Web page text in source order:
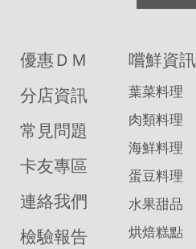
優惠ＤＭ
分店資訊
常見問題
卡友專區
連絡我們
檢驗報告
嚐鮮資訊
葉菜料理
肉類料理
海鮮料理
蛋豆料理
水果甜品
烘焙糕點